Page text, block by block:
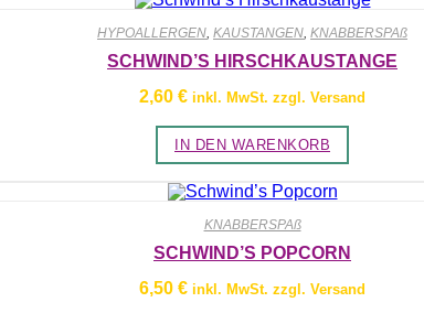
Varianten
auf.
Optionen
auf
HYPOALLERGEN KAUSTANGEN KNABBERSPAß
SCHWIND’S HIRSCHKAUSTANGE
2,60 € inkl. MwSt. zzgl. Versand
IN DEN WARENKORB
KNABBERSPAß
SCHWIND’S POPCORN
6,50 € inkl. MwSt. zzgl. Versand